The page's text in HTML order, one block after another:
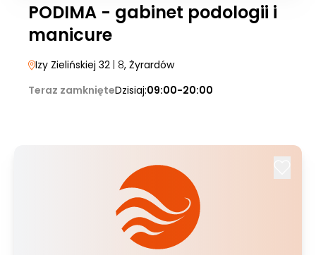
PODIMA - gabinet podologii i
manicure
Izy Zielińskiej 32 | 8, Żyrardów
Teraz zamknięteDzisiaj:09:00-20:00